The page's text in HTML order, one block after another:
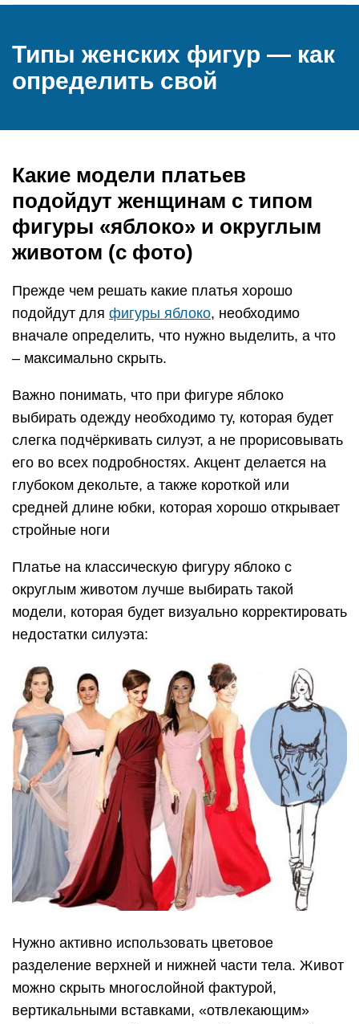
Типы женских фигур — как
определить свой
Какие модели платьев
подойдут женщинам с типом
фигуры «яблоко» и округлым
животом (с фото)
Прежде чем решать какие платья хорошо
подойдут для фигуры яблоко, необходимо
вначале определить, что нужно выделить, а что
– максимально скрыть.
Важно понимать, что при фигуре яблоко
выбирать одежду необходимо ту, которая будет
слегка подчёркивать силуэт, а не прорисовывать
его во всех подробностях. Акцент делается на
глубоком декольте, а также короткой или
средней длине юбки, которая хорошо открывает
стройные ноги
Платье на классическую фигуру яблоко с
округлым животом лучше выбирать такой
модели, которая будет визуально корректировать
недостатки силуэта:
Нужно активно использовать цветовое
разделение верхней и нижней части тела. Живот
можно скрыть многослойной фактурой,
вертикальными вставками, «отвлекающим»